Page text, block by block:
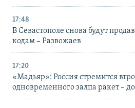
17:48
В Севастополе снова будут
кодам – Развожаев
17:20
«Мадьяр»: Россия стремится
одновременного залпа ракет –